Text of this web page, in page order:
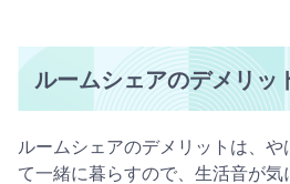
ルームシェアのデメリッ
ルームシェアのデメリットは、
て一緒に暮らすので、生活音が